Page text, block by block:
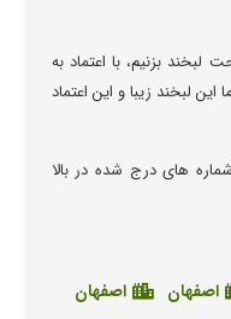
بزنیم، با اعتماد به
لبخند زیبا و این اعتماد
های درج شده در بالا
اصفهان
اصفهان